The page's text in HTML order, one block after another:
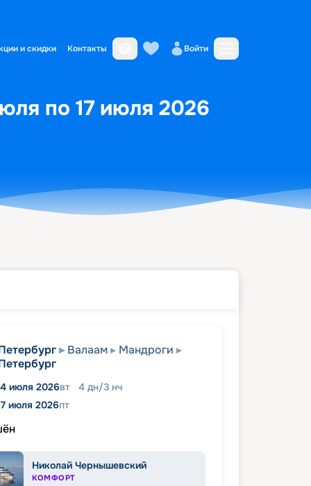
и скидки Контакты Войти
по 17 июля 2026
Валаам
Мандроги
июля 2026вт 4 дн/3 нч
июля 2026пт
Николай Чернышевский
КОМФОРТ